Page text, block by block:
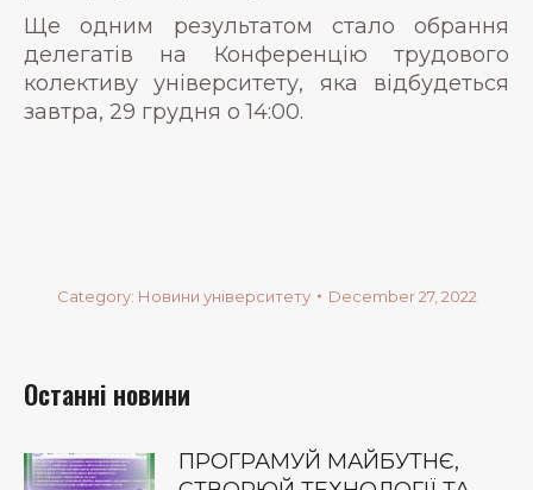
Ще одним результатом стало обрання
делегатів на Конференцію трудового
колективу університету, яка відбудеться
завтра, 29 грудня о 14:00.
Category: Новини університету December 27, 2022
Останні новини
ПРОГРАМУЙ МАЙБУТНЄ,